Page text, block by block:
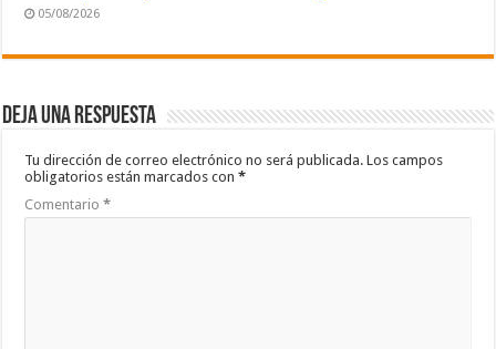
05/08/2026
Deja una respuesta
Tu dirección de correo electrónico no será publicada. Los campos
obligatorios están marcados con*
Comentario*